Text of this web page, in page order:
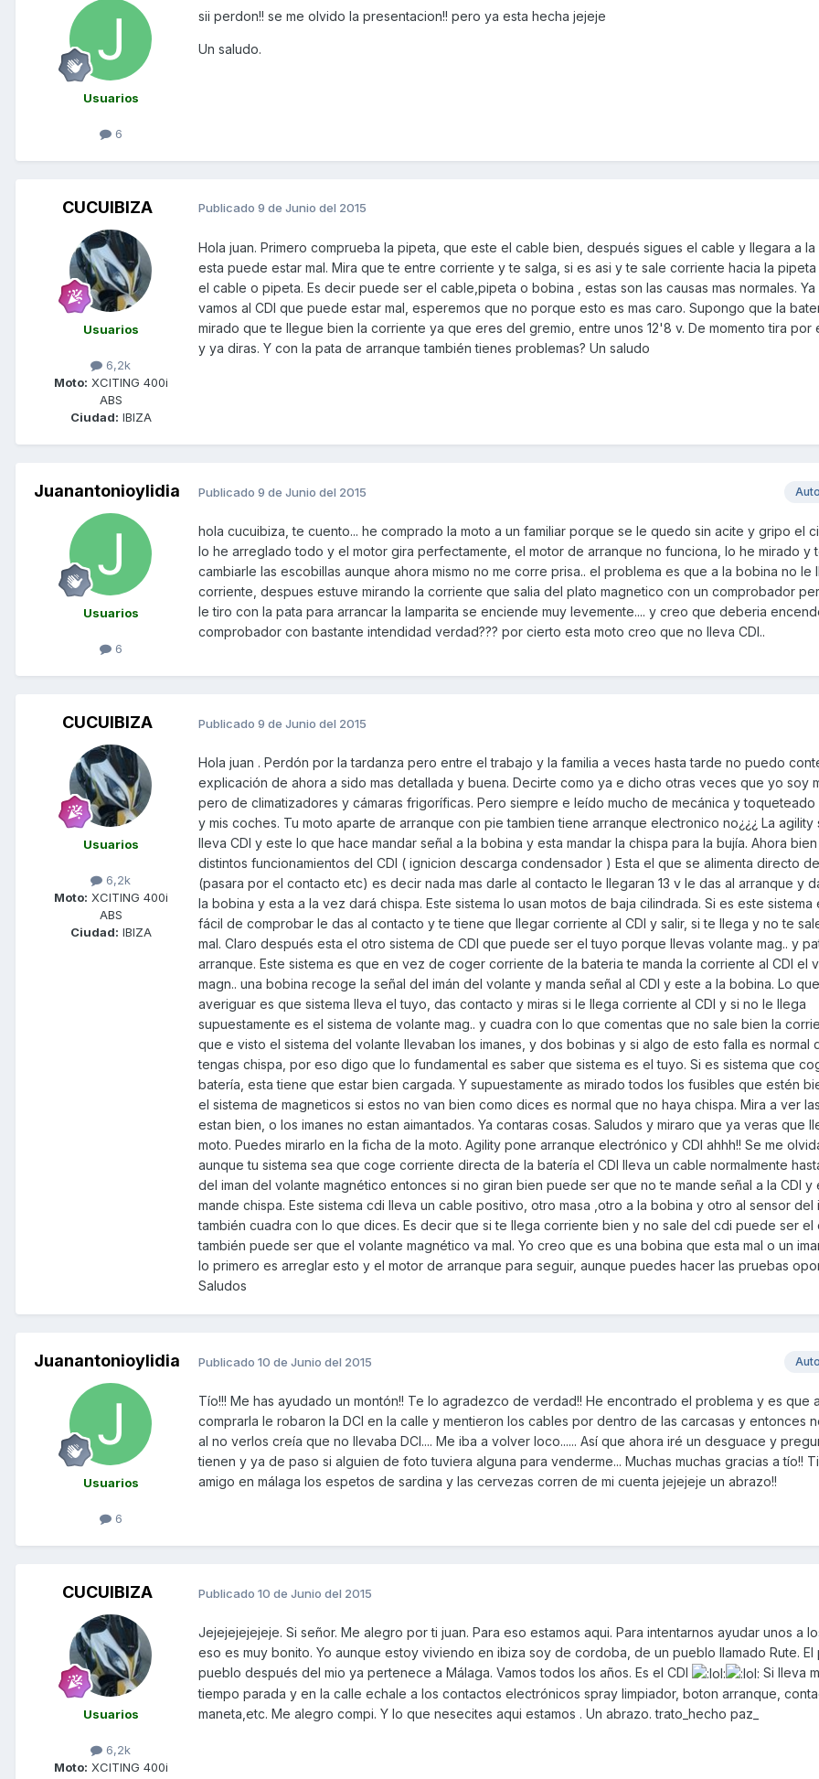
Usuarios
6
sii perdon!! se me olvido la presentacion!! pero ya esta hecha jejeje
Un saludo.
CUCUIBIZA
Usuarios
6,2k
Moto: XCITING 400i
ABS
Ciudad: IBIZA
Publicado 9 de Junio del 2015
Hola juan. Primero comprueba la pipeta, que este el cable bien, después sigues el cable y llegara a
esta puede estar mal. Mira que te entre corriente y te salga, si es asi y te sale corriente hacia la pipeta
el cable o pipeta. Es decir puede ser el cable,pipeta o bobina , estas son las causas mas normales.
vamos al CDI que puede estar mal, esperemos que no porque esto es mas caro. Supongo que la
mirado que te llegue bien la corriente ya que eres del gremio, entre unos 12'8 v. De momento tira por
y ya diras. Y con la pata de arranque también tienes problemas? Un saludo
Juanantonioylidia
Usuarios
6
Publicado 9 de Junio del 2015
hola cucuibiza, te cuento... he comprado la moto a un familiar porque se le quedo sin acite y gripo el
lo he arreglado todo y el motor gira perfectamente, el motor de arranque no funciona, lo he mirado y
cambiarle las escobillas aunque ahora mismo no me corre prisa.. el problema es que a la bobina no le
corriente, despues estuve mirando la corriente que salia del plato magnetico con un comprobador
le tiro con la pata para arrancar la lamparita se enciende muy levemente.... y creo que deberia
comprobador con bastante intendidad verdad??? por cierto esta moto creo que no lleva CDI..
CUCUIBIZA
Usuarios
6,2k
Moto: XCITING 400i
ABS
Ciudad: IBIZA
Publicado 9 de Junio del 2015
Hola juan . Perdón por la tardanza pero entre el trabajo y la familia a veces hasta tarde no puedo
explicación de ahora a sido mas detallada y buena. Decirte como ya e dicho otras veces que yo soy
pero de climatizadores y cámaras frigoríficas. Pero siempre e leído mucho de mecánica y toqueteado
y mis coches. Tu moto aparte de arranque con pie tambien tiene arranque electronico no¿¿¿ La agility
lleva CDI y este lo que hace mandar señal a la bobina y esta mandar la chispa para la bujía. Ahora
distintos funcionamientos del CDI ( ignicion descarga condensador ) Esta el que se alimenta directo
(pasara por el contacto etc) es decir nada mas darle al contacto le llegaran 13 v le das al arranque y
la bobina y esta a la vez dará chispa. Este sistema lo usan motos de baja cilindrada. Si es este sistema
fácil de comprobar le das al contacto y te tiene que llegar corriente al CDI y salir, si te llega y no te
mal. Claro después esta el otro sistema de CDI que puede ser el tuyo porque llevas volante mag.. y
arranque. Este sistema es que en vez de coger corriente de la bateria te manda la corriente al CDI el
magn.. una bobina recoge la señal del imán del volante y manda señal al CDI y este a la bobina. Lo
averiguar es que sistema lleva el tuyo, das contacto y miras si le llega corriente al CDI y si no le llega
supuestamente es el sistema de volante mag.. y cuadra con lo que comentas que no sale bien la
que e visto el sistema del volante llevaban los imanes, y dos bobinas y si algo de esto falla es normal
tengas chispa, por eso digo que lo fundamental es saber que sistema es el tuyo. Si es sistema que
batería, esta tiene que estar bien cargada. Y supuestamente as mirado todos los fusibles que estén
el sistema de magneticos si estos no van bien como dices es normal que no haya chispa. Mira a ver
estan bien, o los imanes no estan aimantados. Ya contaras cosas. Saludos y miraro que ya veras que
moto. Puedes mirarlo en la ficha de la moto. Agility pone arranque electrónico y CDI ahhh!! Se me
aunque tu sistema sea que coge corriente directa de la batería el CDI lleva un cable normalmente
del iman del volante magnético entonces si no giran bien puede ser que no te mande señal a la CDI y
mande chispa. Este sistema cdi lleva un cable positivo, otro masa ,otro a la bobina y otro al sensor del
también cuadra con lo que dices. Es decir que si te llega corriente bien y no sale del cdi puede ser el
también puede ser que el volante magnético va mal. Yo creo que es una bobina que esta mal o un
lo primero es arreglar esto y el motor de arranque para seguir, aunque puedes hacer las pruebas
Saludos
Juanantonioylidia
Usuarios
6
Publicado 10 de Junio del 2015
Tío!!! Me has ayudado un montón!! Te lo agradezco de verdad!! He encontrado el problema y es que
comprarla le robaron la DCI en la calle y mentieron los cables por dentro de las carcasas y entonces
al no verlos creía que no llevaba DCI.... Me iba a volver loco...... Así que ahora iré un desguace y
tienen y ya de paso si alguien de foto tuviera alguna para venderme... Muchas muchas gracias a tío!!
amigo en málaga los espetos de sardina y las cervezas corren de mi cuenta jejejeje un abrazo!!
CUCUIBIZA
Usuarios
6,2k
Moto: XCITING 400i
Publicado 10 de Junio del 2015
Jejejejejejeje. Si señor. Me alegro por ti juan. Para eso estamos aqui. Para intentarnos ayudar unos a
eso es muy bonito. Yo aunque estoy viviendo en ibiza soy de cordoba, de un pueblo llamado Rute. El
pueblo después del mio ya pertenece a Málaga. Vamos todos los años. Es el CDI
Si lleva
tiempo parada y en la calle echale a los contactos electrónicos spray limpiador, boton arranque,
maneta,etc. Me alegro compi. Y lo que nesecites aqui estamos . Un abrazo. trato_hecho paz_